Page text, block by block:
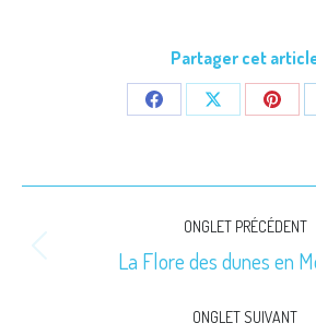
Partager cet
Share
Facebook
Share
X
Share
de
commentaire
ONGLET PRÉCÉDENT
Onglet
La Flore des dunes en
ONGLET SUIVANT